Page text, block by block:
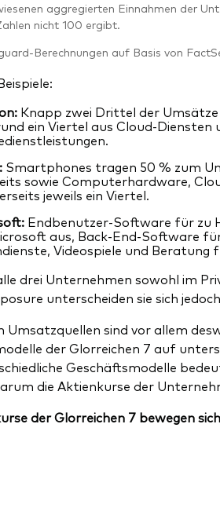
aggregierten Einnahmen der
nicht 100 ergibt.
auf Basis von
Knapp zwei Drittel der
ein Viertel aus Cloud-
Smartphones tragen 50 % zum
sowie Computerhardware,
jeweils ein Viertel.
Endbenutzer-Software für zu
aus, Back-End-Software
Videospiele und Beratung
drei Unternehmen sowohl im
unterscheiden sie sich
Umsatzquellen sind vor allem
der Glorreichen 7 auf
Geschäftsmodelle
die Aktienkurse der
der Glorreichen 7 bewegen